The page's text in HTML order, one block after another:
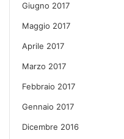
Giugno 2017
Maggio 2017
Aprile 2017
Marzo 2017
Febbraio 2017
Gennaio 2017
Dicembre 2016